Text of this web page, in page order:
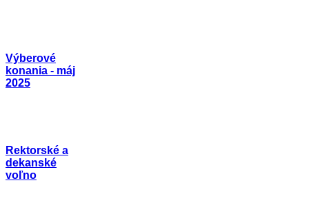
Výberové
konania - máj
2025
Rektorské a
dekanské
voľno